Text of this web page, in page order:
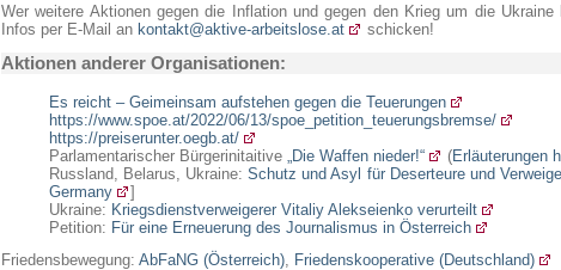
Wer weitere Aktionen gegen die Inflation und gegen den Krieg um die
Infos per E-Mail an kontakt@aktive-arbeitslose.at schicken!
Aktionen anderer Organisationen:
Es reicht – Geimeinsam aufstehen gegen die Teuerungen
https://www.spoe.at/2022/06/13/spoe_petition_teuerungsbremse/
https://preiserunter.oegb.at/
Parlamentarischer Bürgerinitaitive „Die Waffen nieder!“ (Erläuterungen
Russland, Belarus, Ukraine:Schutz und Asyl für Deserteure und
Germany
]
Ukraine: Kriegsdienstverweigerer Vitaliy Alekseienko verurteilt
Petition: Für eine Erneuerung des Journalismus in Österreich
Friedensbewegung: AbFaNG (Österreich), Friedenskooperative (Deutschland)